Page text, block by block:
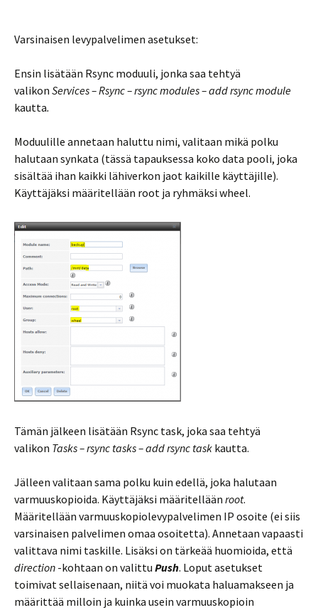
Varsinaisen levypalvelimen asetukset:
Ensin lisätään Rsync moduuli, jonka saa tehtyä
valikon Services – Rsync – rsync modules – add rsync module
kautta.
Moduulille annetaan haluttu nimi, valitaan mikä polku
halutaan synkata (tässä tapauksessa koko data pooli, joka
sisältää ihan kaikki lähiverkon jaot kaikille käyttäjille).
Käyttäjäksi määritellään root ja ryhmäksi wheel.
Tämän jälkeen lisätään Rsync task, joka saa tehtyä
valikon Tasks – rsync tasks – add rsync task kautta.
Jälleen valitaan sama polku kuin edellä, joka halutaan
varmuuskopioida. Käyttäjäksi määritellään root.
Määritellään varmuuskopiolevypalvelimen IP osoite (ei siis
varsinaisen palvelimen omaa osoitetta). Annetaan vapaasti
valittava nimi taskille. Lisäksi on tärkeää huomioida, että
direction -kohtaan on valittu Push. Loput asetukset
toimivat sellaisenaan, niitä voi muokata haluamakseen ja
määrittää milloin ja kuinka usein varmuuskopioin